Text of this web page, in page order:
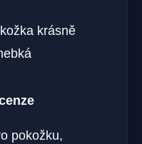
krásně
pokožku,